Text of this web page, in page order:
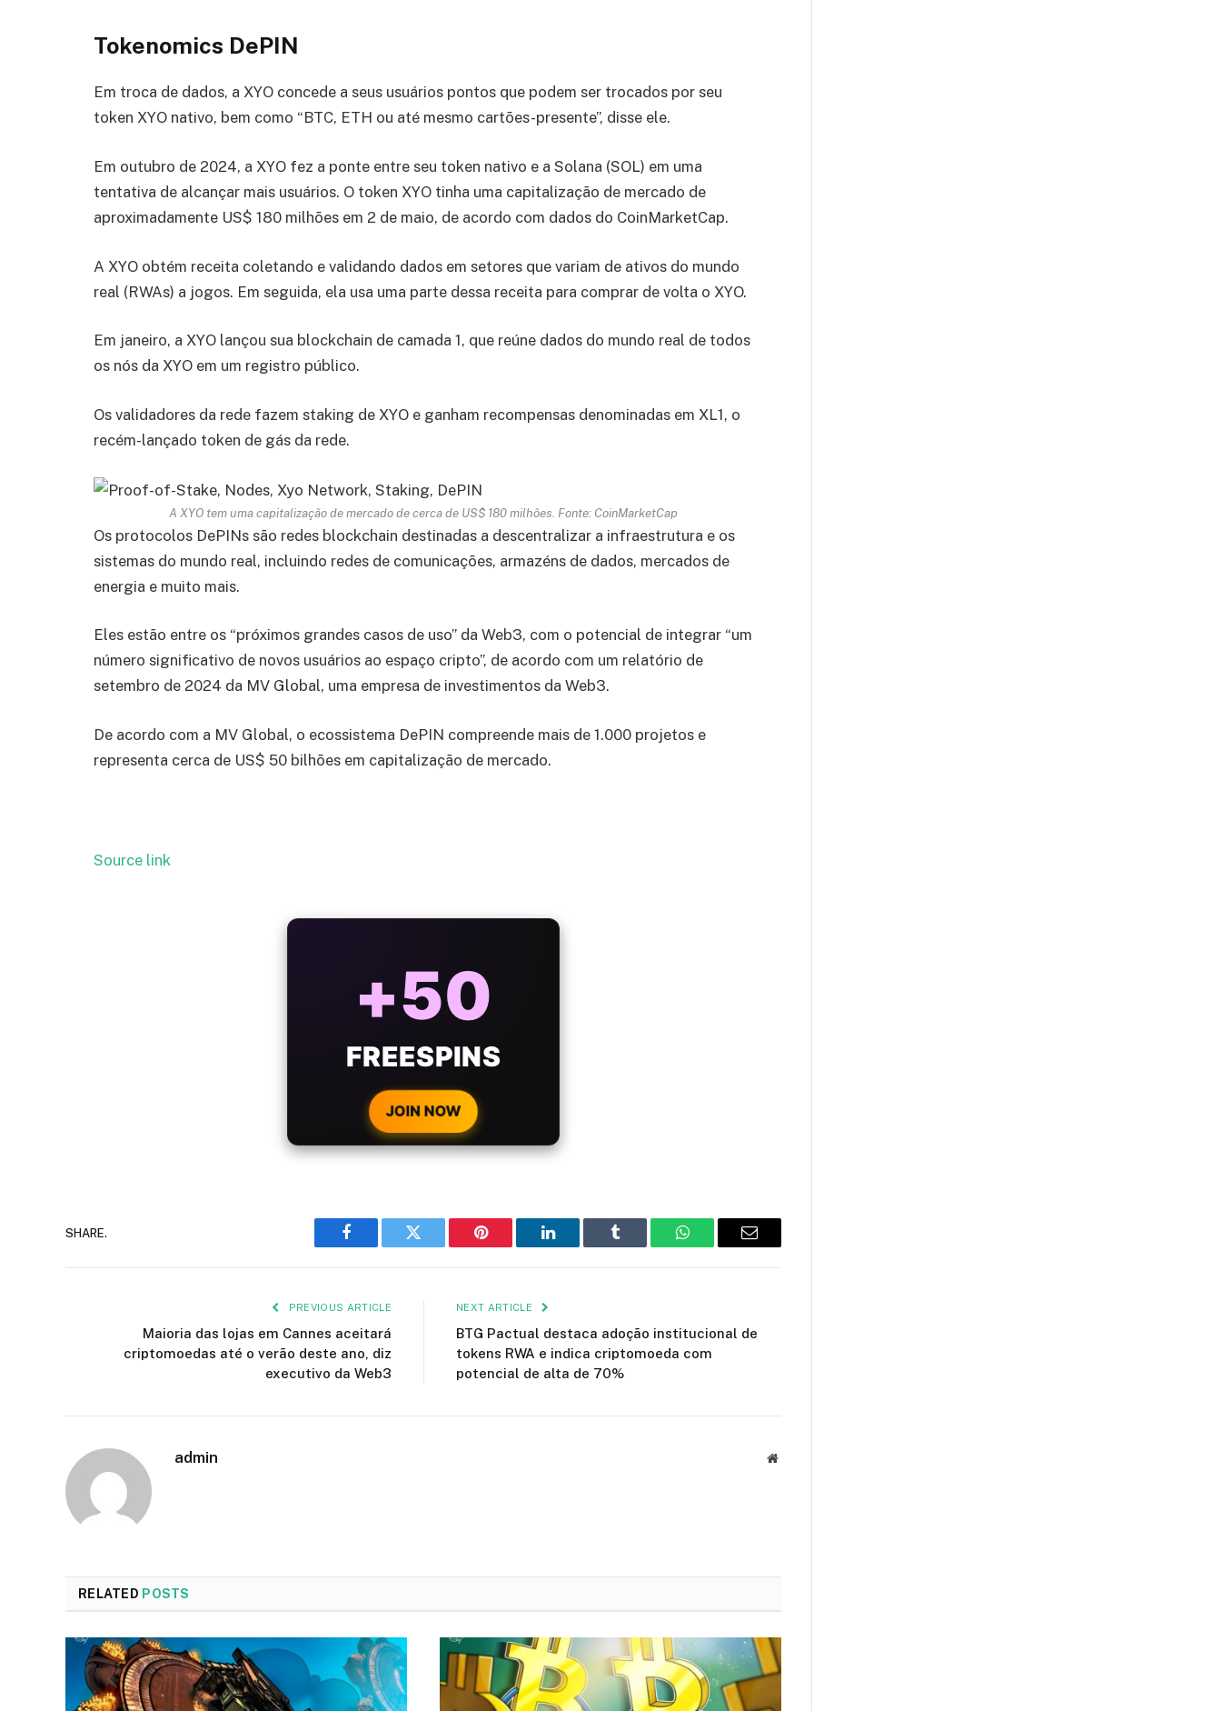
Tokenomics DePIN
Em troca de dados, a XYO concede a seus usuários pontos que podem ser trocados por seu
token XYO nativo, bem como “BTC, ETH ou até mesmo cartões-presente”, disse ele.
Em outubro de 2024, a XYO fez a ponte entre seu token nativo e a Solana (SOL) em uma
tentativa de alcançar mais usuários. O token XYO tinha uma capitalização de mercado de
aproximadamente US$ 180 milhões em 2 de maio, de acordo com dados do CoinMarketCap.
A XYO obtém receita coletando e validando dados em setores que variam de ativos do mundo
real (RWAs) a jogos. Em seguida, ela usa uma parte dessa receita para comprar de volta o XYO.
Em janeiro, a XYO lançou sua blockchain de camada 1, que reúne dados do mundo real de todos
os nós da XYO em um registro público.
Os validadores da rede fazem staking de XYO e ganham recompensas denominadas em XL1, o
recém-lançado token de gás da rede.
A XYO tem uma capitalização de mercado de cerca de US$ 180 milhões. Fonte: CoinMarketCap
Os protocolos DePINs são redes blockchain destinadas a descentralizar a infraestrutura e os
sistemas do mundo real, incluindo redes de comunicações, armazéns de dados, mercados de
energia e muito mais.
Eles estão entre os “próximos grandes casos de uso” da Web3, com o potencial de integrar “um
número significativo de novos usuários ao espaço cripto”, de acordo com um relatório de
setembro de 2024 da MV Global, uma empresa de investimentos da Web3.
De acordo com a MV Global, o ecossistema DePIN compreende mais de 1.000 projetos e
representa cerca de US$ 50 bilhões em capitalização de mercado.
Source link
BONUS
WITH EVERY
CRYPTO DEPOSIT!
JOIN NOW
SHARE.
Facebook Twitter Pinterest LinkedIn Tumblr WhatsAppEmail
PREVIOUS ARTICLE
Maioria das lojas em Cannes aceitará
criptomoedas até o verão deste ano, diz
executivo da Web3
NEXT ARTICLE
BTG Pactual destaca adoção institucional de
tokens RWA e indica criptomoeda com
potencial de alta de 70%
admin Website
RELATED POSTS